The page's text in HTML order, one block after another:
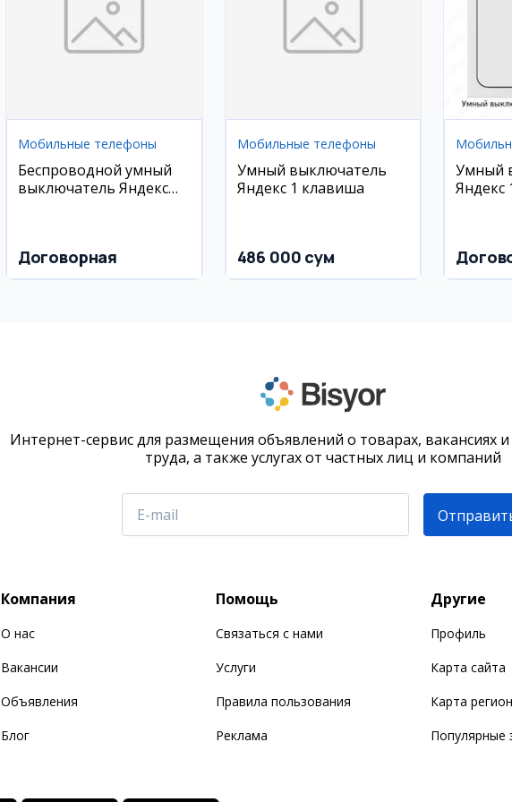
Мобильные телефоны
Беспроводной умный
выключатель Яндекс
Договорная
Мобильные телефоны
Умный выключатель
Яндекс 1 клавиша
486 000 сум
Умный
Яндекс
Интернет-сервис для размещения объявлений о товарах, вакансиях
труда, а также услугах от частных лиц и компаний
Компания
О нас
Вакансии
Объявления
Блог
Помощь
Связаться с нами
Услуги
Правила пользования
Реклама
Другие
Профиль
Карта сайта
Карта
Популярные